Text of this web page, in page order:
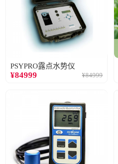
PSYPRO露点水势仪
¥84999 ¥84999